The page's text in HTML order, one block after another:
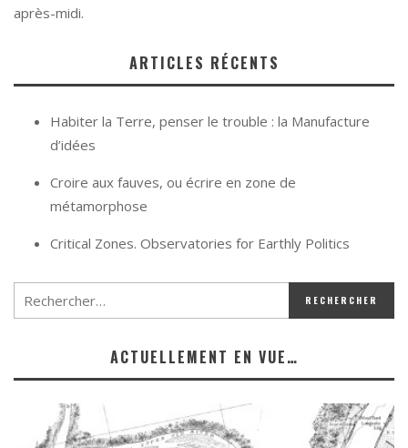
après-midi.
ARTICLES RÉCENTS
Habiter la Terre, penser le trouble : la Manufacture
d’idées
Croire aux fauves, ou écrire en zone de
métamorphose
Critical Zones. Observatories for Earthly Politics
ACTUELLEMENT EN VUE…